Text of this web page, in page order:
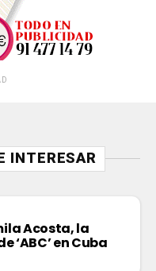
INTERESAR
Acosta, la
‘ABC’ en Cuba